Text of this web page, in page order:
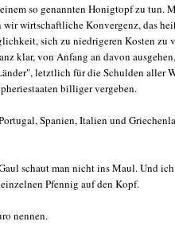
so genannten Honigtopf zu tun.
wirtschaftliche Konvergenz, das
sich zu niedrigeren Kosten zu
klar, von Anfang an davon
letztlich für die Schulden aller
billiger vergeben.
Spanien, Italien und
schaut man nicht ins Maul. Und
Pfennig auf den Kopf.
nennen.